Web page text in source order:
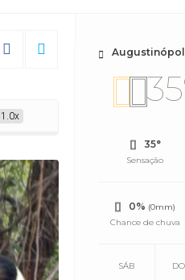
1.0x
35°
Sensação
0% (0mm)
Chance de chuva
SÁB